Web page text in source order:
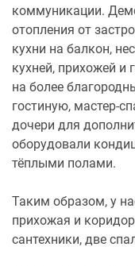
коммуникации.
отопления от
кухни на балкон,
кухней, прихожей и
на более
гостиную, мастер-
дочери для
оборудовали
тёплыми полами.
Таким образом, у
прихожая и
сантехники, две